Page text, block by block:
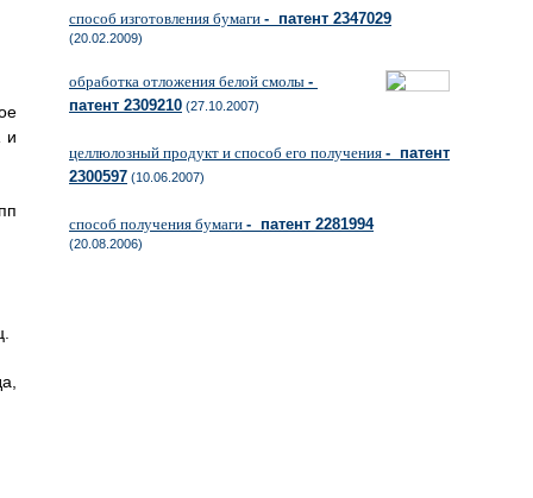
и
способ изготовления бумаги - патент 2347029
(20.02.2009)
обработка отложения белой смолы -
патент 2309210 (27.10.2007)
целлюлозный продукт и способ его получения - патент
2300597 (10.06.2007)
способ получения бумаги - патент 2281994
(20.08.2006)